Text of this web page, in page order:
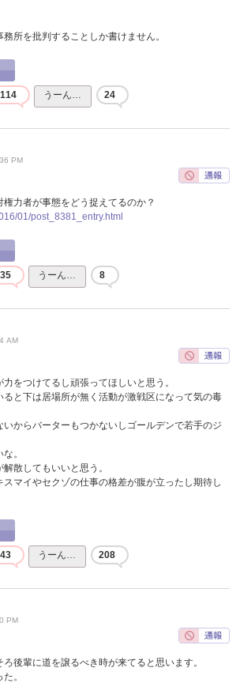
所を批判することしか書けません。
114 うーん… 24
PM
権力者が事態をどう捉えてるのか？
01/post_8381_entry.html
35 うーん… 8
AM
をつけてるし頑張ってほしいと思う。
ると下は居場所が無く活動が激戦区になって気の毒
いからバーターもつかないしゴールデンで若手のジ
。
散してもいいと思う。
スマイやセクゾの仕事の格差が腹が立ったし期待し
43 うーん… 208
PM
ろ後輩に道を譲るべき時が来てると思います。
。